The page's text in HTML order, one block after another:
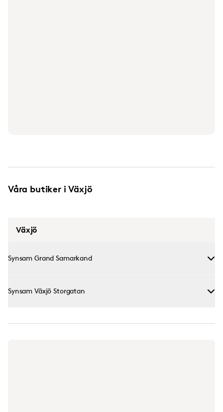
Våra butiker i Växjö
Växjö
Synsam Grand Samarkand
Synsam Växjö Storgatan